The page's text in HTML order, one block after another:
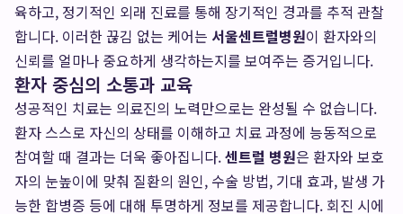
육하고, 정기적인 외래 진료를 통해 장기적인 경과를 추적 관찰
합니다. 이러한 끊김 없는 케어는 서울센트럴병원이 환자와의
신뢰를 얼마나 중요하게 생각하는지를 보여주는 증거입니다.
환자 중심의 소통과 교육
성공적인 치료는 의료진의 노력만으로는 완성될 수 없습니다.
환자 스스로 자신의 상태를 이해하고 치료 과정에 능동적으로
참여할 때 결과는 더욱 좋아집니다.센트럴 병원은 환자와 보호
자의 눈높이에 맞춰 질환의 원인, 수술 방법, 기대 효과, 발생 가
능한 합병증 등에 대해 투명하게 정보를 제공합니다. 회진 시에